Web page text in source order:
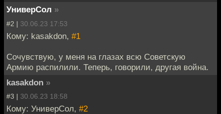
УниверСол »
#2 | 30.06.23 17:53
Кому: kasakdon, #1
Сочувствую, у меня на глазах всю Советскую
Армию распилили. Теперь, говорили, другая война.
kasakdon »
#3 | 30.06.23 18:58
Кому: УниверСол, #2